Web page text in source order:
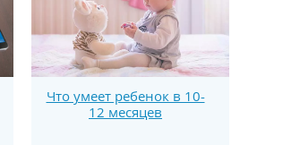
Что умеет ребенок в 10-
12 месяцев